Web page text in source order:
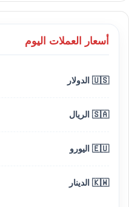
أسعار العملات اليوم
🇺🇸 الدولار
🇸🇦 الريال
🇪🇺 اليورو
🇰🇼 الدينار